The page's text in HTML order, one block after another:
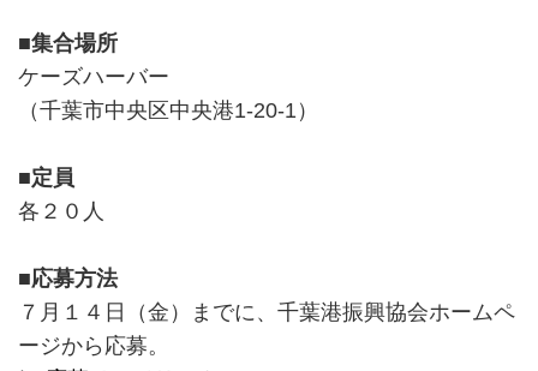
■集合場所
ケーズハーバー
（千葉市中央区中央港1-20-1）
■定員
各２０人
■応募方法
７月１４日（金）までに、千葉港振興協会ホームペ
ージから応募。